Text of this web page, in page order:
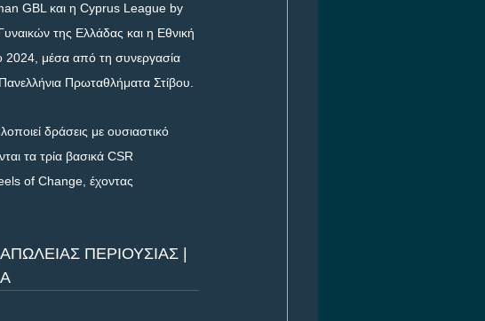
GBL και η Cyprus League by
της Ελλάδας και η Εθνική
2024, μέσα από τη συνεργασία
Πρωταθλήματα Στίβου.
δράσεις με ουσιαστικό
τα τρία βασικά CSR
of Change, έχοντας
ΠΕΡΙΟΥΣΙΑΣ |